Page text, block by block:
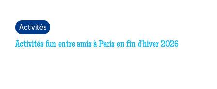
Activités
Activités fun entre amis à Paris en fin d'hiver 2026